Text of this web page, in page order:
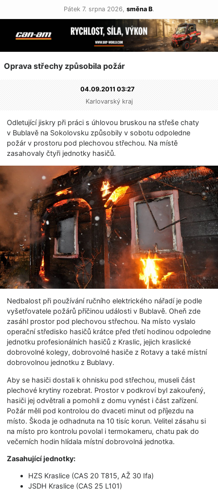
Pátek 7. srpna 2026, směna B.
Oprava střechy způsobila požár
04.09.2011 03:27
Karlovarský kraj
Odletující jiskry při práci s úhlovou bruskou na střeše chaty
v Bublavě na Sokolovsku způsobily v sobotu odpoledne
požár v prostoru pod plechovou střechou. Na místě
zasahovaly čtyři jednotky hasičů.
Nedbalost při používání ručního elektrického nářadí je podle
vyšetřovatele požárů příčinou události v Bublavě. Oheň zde
zasáhl prostor pod plechovou střechou. Na místo vyslalo
operační středisko hasičů krátce před třetí hodinou odpoledne
jednotku profesionálních hasičů z Kraslic, jejich kraslické
dobrovolné kolegy, dobrovolné hasiče z Rotavy a také místní
dobrovolnou jednotku z Bublavy.
Aby se hasiči dostali k ohnisku pod střechou, museli část
plechové krytiny rozebrat. Prostor v podkroví byl zakouřený,
hasiči jej odvětrali a pomohli z domu vynést i část zařízení.
Požár měli pod kontrolou do dvaceti minut od příjezdu na
místo. Škoda je odhadnuta na 10 tisíc korun. Velitel zásahu si
na místo pro kontrolu povolal i termokameru, chatu pak do
večerních hodin hlídala místní dobrovolná jednotka.
Zasahující jednotky:
HZS Kraslice (CAS 20 T815, AŽ 30 Ifa)
JSDH Kraslice (CAS 25 L101)